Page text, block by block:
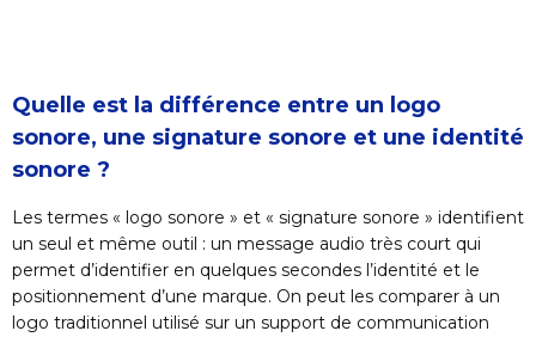
Quelle est la différence entre un logo
sonore, une signature sonore et une identité
sonore ?
Les termes « logo sonore » et « signature sonore » identifient
un seul et même outil : un message audio très court qui
permet d’identifier en quelques secondes l’identité et le
positionnement d’une marque. On peut les comparer à un
logo traditionnel utilisé sur un support de communication